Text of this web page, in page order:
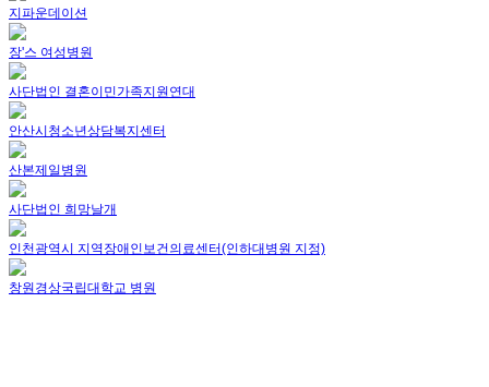
지파운데이션
장'스 여성병원
사단법인 결혼이민가족지원연대
안산시청소년상담복지센터
산본제일병원
사단법인 희망날개
인천광역시 지역장애인보건의료센터(인하대병원 지정)
창원경상국립대학교 병원